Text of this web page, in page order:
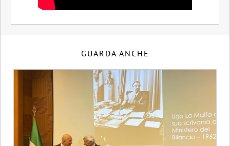
GUARDA ANCHE